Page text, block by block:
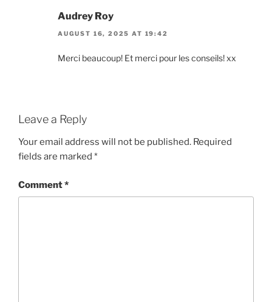
Audrey Roy
AUGUST 16, 2025 AT 19:42
Merci beaucoup! Et merci pour les conseils! xx
Leave a Reply
Your email address will not be published. Required
fields are marked *
Comment*